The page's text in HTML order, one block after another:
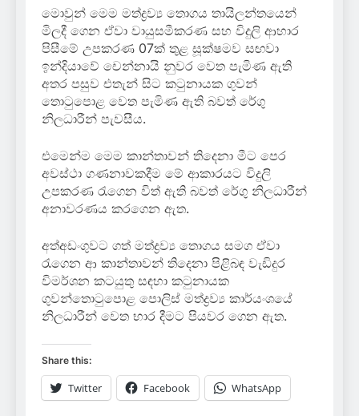
මොවුන් මෙම මත්ද්‍රව්‍ය තොගය තායිලන්තයෙන්
මිලදී ගෙන ඒවා වායුසමීකරණ සහ විදුලි ආහාර
පිසීමේ උපකරණ 07ක් තුළ සූක්ෂමව සඟවා
ඉන්දියාවේ චෙන්නායි නුවර වෙත පැමිණ ඇති
අතර පසුව එතැන් සිට කටුනායක ගුවන්
තොටුපොළ වෙත පැමිණ ඇති බවත් රේගු
නිලධාරීන් පැවසීය.
එමෙන්ම මෙම කාන්තාවන් තිදෙනා මීට පෙර
අවස්ථා ගණනාවකදීම මේ ආකාරයට විදුලි
උපකරණ රැගෙන විත් ඇති බවත් රේගු නිලධාරීන්
අනාවරණය කරගෙන ඇත.
අත්අඩංගුවට ගත් මත්ද්‍රව්‍ය තොගය සමග ඒවා
රැගෙන ආ කාන්තාවන් තිදෙනා පිළිබඳ වැඩිදුර
විමර්ශන කටයුතු සඳහා කටුනායක
ගුවන්තොටුපොළ පොලිස් මත්ද්‍රව්‍ය කාර්යංශයේ
නිලධාරීන් වෙත භාර දීමට පියවර ගෙන ඇත.
Share this:
Twitter Facebook WhatsApp